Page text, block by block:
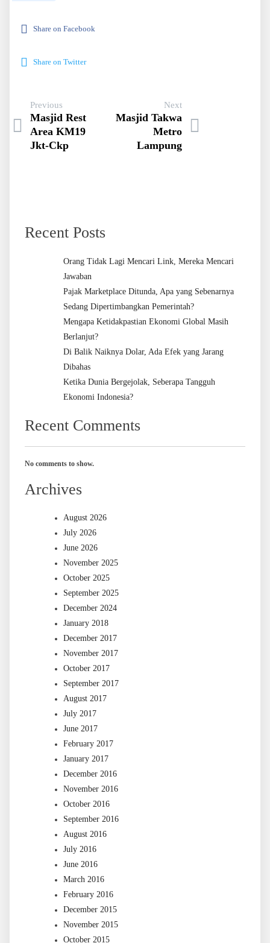
Share on Facebook
Share on Twitter
Previous
Masjid Rest
Area KM19
Jkt-Ckp
Next
Masjid Takwa
Metro
Lampung
Recent Posts
Orang Tidak Lagi Mencari Link, Mereka Mencari
Jawaban
Pajak Marketplace Ditunda, Apa yang Sebenarnya
Sedang Dipertimbangkan Pemerintah?
Mengapa Ketidakpastian Ekonomi Global Masih
Berlanjut?
Di Balik Naiknya Dolar, Ada Efek yang Jarang
Dibahas
Ketika Dunia Bergejolak, Seberapa Tangguh
Ekonomi Indonesia?
Recent Comments
No comments to show.
Archives
August 2026
July 2026
June 2026
November 2025
October 2025
September 2025
December 2024
January 2018
December 2017
November 2017
October 2017
September 2017
August 2017
July 2017
June 2017
February 2017
January 2017
December 2016
November 2016
October 2016
September 2016
August 2016
July 2016
June 2016
March 2016
February 2016
December 2015
November 2015
October 2015